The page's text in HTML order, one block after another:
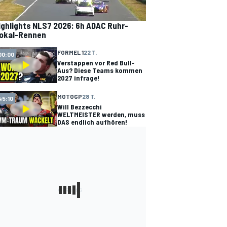
NLS7 2026: 6h ADAC Ruhr-
Rennen
FORMEL 122 T.
Verstappen vor Red Bull-
Aus? Diese Teams kommen
2027 infrage!
MOTOGP28 T.
Will Bezzecchi
WELTMEISTER werden, muss
DAS endlich aufhören!